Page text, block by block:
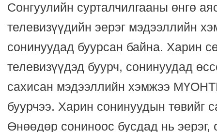
Сонгуулийн сурталчилгааны өнгө
телевизүүдийн эерэг мэдээллийн
сонинуудад буурсан байна. Харин
телевизүүдэд буурч, сонинуудад
сахисан мэдээллийн хэмжээ
буурчээ. Харин сонинуудын төвийг
Өнөөдөр сониноос бусдад нь эерэг,